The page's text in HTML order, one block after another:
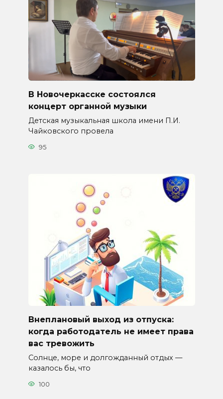
В Новочеркасске состоялся
концерт органной музыки
Детская музыкальная школа имени П.И.
Чайковского провела
95
Внеплановый выход из отпуска:
когда работодатель не имеет права
вас тревожить
Солнце, море и долгожданный отдых —
казалось бы, что
100